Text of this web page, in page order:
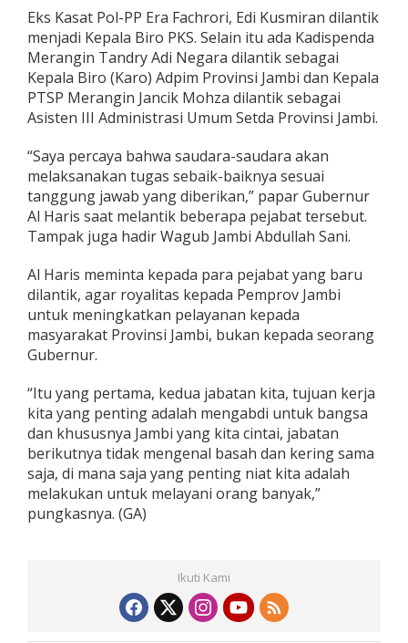
a
r
N
a
m
a
n
y
Eks Kasat Pol-PP Era Fachrori, Edi Kusmiran dilantik
menjadi Kepala Biro PKS. Selain itu ada Kadispenda
Merangin Tandry Adi Negara dilantik sebagai
Kepala Biro (Karo) Adpim Provinsi Jambi dan Kepala
PTSP Merangin Jancik Mohza dilantik sebagai
Asisten III Administrasi Umum Setda Provinsi Jambi.
“Saya percaya bahwa saudara-saudara akan
melaksanakan tugas sebaik-baiknya sesuai
tanggung jawab yang diberikan,” papar Gubernur
Al Haris saat melantik beberapa pejabat tersebut.
Tampak juga hadir Wagub Jambi Abdullah Sani.
Al Haris meminta kepada para pejabat yang baru
dilantik, agar royalitas kepada Pemprov Jambi
untuk meningkatkan pelayanan kepada
masyarakat Provinsi Jambi, bukan kepada seorang
Gubernur.
“Itu yang pertama, kedua jabatan kita, tujuan kerja
kita yang penting adalah mengabdi untuk bangsa
dan khususnya Jambi yang kita cintai, jabatan
berikutnya tidak mengenal basah dan kering sama
saja, di mana saja yang penting niat kita adalah
melakukan untuk melayani orang banyak,”
pungkasnya. (GA)
Ikuti Kami